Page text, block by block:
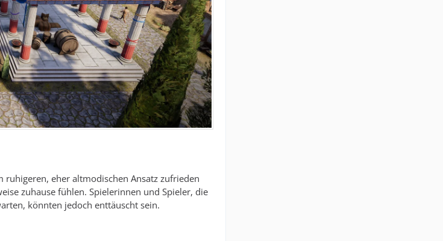
ruhigeren, eher altmodischen Ansatz zufrieden
zuhause fühlen. Spielerinnen und Spieler, die
könnten jedoch enttäuscht sein.